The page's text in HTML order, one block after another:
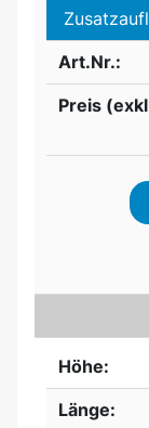
Art.Nr.:
Preis
Höhe:
Länge: